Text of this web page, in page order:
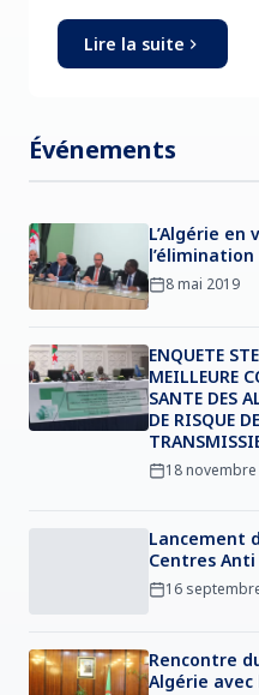
Lire la suite
Événements
L’Algérie
8 mai 2019
ENQUETE
MEILLEURE
SANTE DES
DE RISQUE
18
Lancement
Centres Anti
16
Rencontre
Algérie